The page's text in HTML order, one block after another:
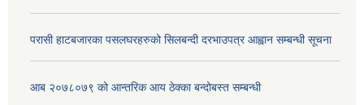
परासी हाटबजारका पसलघरहरुको सिलबन्दी दरभाउपत्र आह्वान सम्बन्धी सूचना
आ‍ब २०७८०७९ को आन्तरिक आय ठेक्का बन्दोबस्त सम्बन्धी